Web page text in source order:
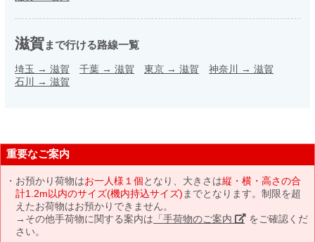
滋賀まで行ける路線一覧
埼玉 → 滋賀 千葉 → 滋賀 東京 → 滋賀 神奈川 → 滋賀
石川 → 滋賀
重要なご案内
お預かり荷物はお一人様１個となり、大きさは縦・横・高さの合
計1.2m以内のサイズ(機内持込サイズ) までとなります。制限を超
えたお荷物はお預かりできません。
→その他手荷物に関する案内は 「手荷物のご案内」 をご確認くだ
さい。